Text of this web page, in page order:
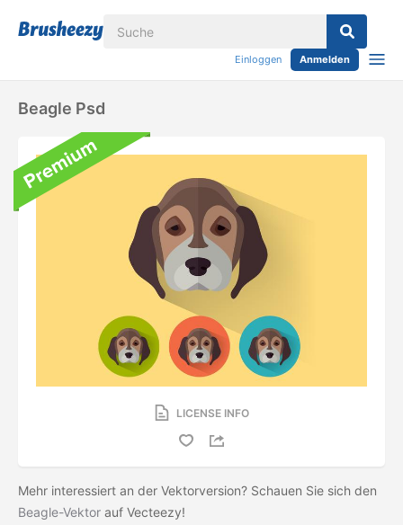
Einloggen Anmelden
Beagle Psd
LICENSE INFO
Mehr interessiert an der Vektorversion? Schauen Sie sich den
Beagle-Vektor auf Vecteezy!